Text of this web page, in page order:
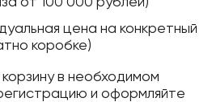
цена на конкретный
коробке)
в необходимом
и оформляйте